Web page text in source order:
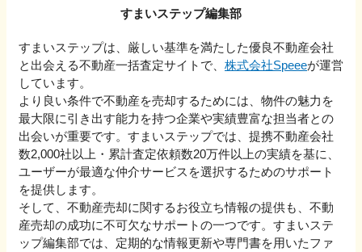
すまいステップ編集部
すまいステップは、厳しい基準を満たした優良不動産会社
と出会える不動産一括査定サイトで、 株式会社Speeeが運営
しています。
より良い条件で不動産を売却するためには、物件の魅力を
最大限に引き出す能力を持つ企業や実績豊富な担当者との
出会いが重要です。すまいステップでは、提携不動産会社
数2,000社以上・累計査定依頼数20万件以上の実績を基に、
ユーザーが最適な仲介サービスを選択するためのサポート
を提供します。
そして、不動産売却に関するお役立ち情報の提供も、不動
産売却の成功に不可欠なサポートの一つです。すまいステ
ップ編集部では、定期的な情報更新や専門書を用いたファ